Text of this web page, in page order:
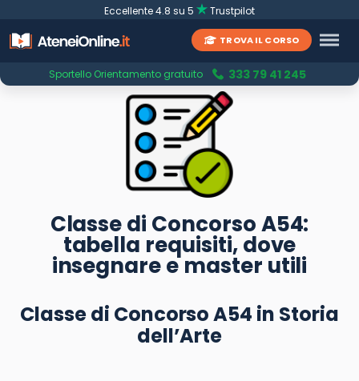
Eccellente 4.8 su 5 Trustpilot
TROVA IL CORSO
Sportello Orientamento gratuito 333 79 41 245
Classe di Concorso A54:
tabella requisiti, dove
insegnare e master utili
Classe di Concorso A54 in Storia
dell’Arte